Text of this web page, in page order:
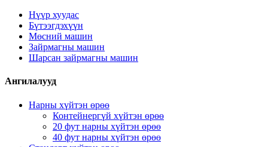
Нүүр хуудас
Бүтээгдэхүүн
Мөсний машин
Зайрмагны машин
Шарсан зайрмагны машин
Ангилалууд
Нарны хүйтэн өрөө
Контейнергүй хүйтэн өрөө
20 фут нарны хүйтэн өрөө
40 фут нарны хүйтэн өрөө